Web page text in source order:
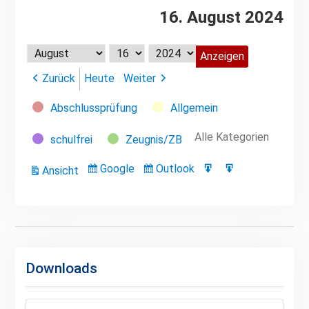
16. August 2024
Monat
Tag
Jahr
Zurück
Heute
Weiter
Kategorien
Abschlussprüfung Allgemein
schulfrei Zeugnis/ZB Alle Kategorien
Ansicht ausdrucken
Eintragen
Google
Eintragen
Outlook
Google-
Downloads